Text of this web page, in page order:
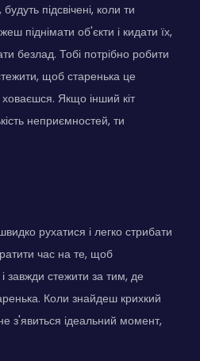
підсвічені, коли ти
піднімати об'єкти і кидати їх,
безлад. Тобі потрібно робити
щоб старенька це
ховаєшся. Якщо інший кіт
неприємностей, ти
рухатися і легко стрибати
час на те, щоб
завжди стежити за тим, де
Коли знайдеш крихкий
з'явиться ідеальний момент,